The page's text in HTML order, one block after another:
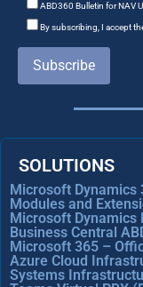
ABD360 Bulletin for NAV
By subscribing, I accept
Subscribe
SOLUTIONS
Microsoft Dynamics
Modules and
Microsoft Dynamics
Business Central
Microsoft 365 –
Azure Cloud
Systems